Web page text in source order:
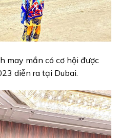
may mắn có cơ hội được
diễn ra tại Dubai.